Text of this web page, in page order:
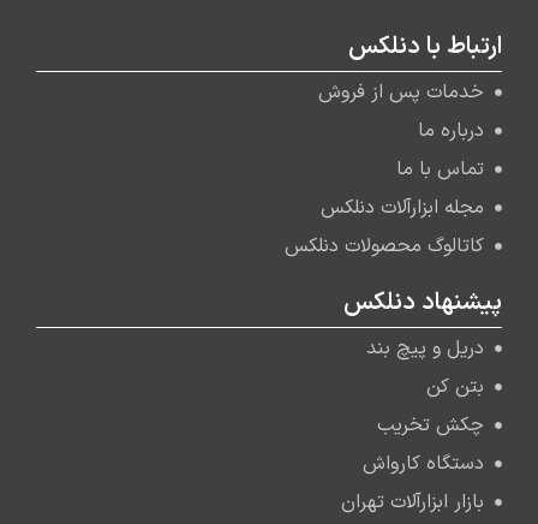
ارتباط با دنلکس
خدمات پس از فروش
درباره ما
تماس با ما
مجله ابزارآلات دنلکس
کاتالوگ محصولات دنلکس
پیشنهاد دنلکس
دریل و پیچ بند
بتن کن
چکش تخریب
دستگاه کارواش
بازار ابزارآلات تهران